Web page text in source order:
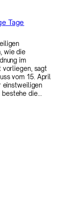
Tage
wie die
im
vorliegen, sagt
vom 15. April
einstweiligen
die…